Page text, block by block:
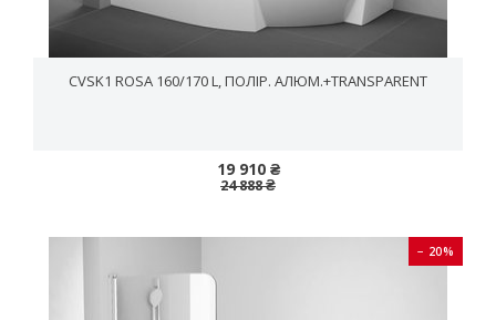
CVSK1 ROSA 160/170 L, ПОЛІР. АЛЮМ.+TRANSPARENT
19 910 ₴
24 888 ₴
− 20%